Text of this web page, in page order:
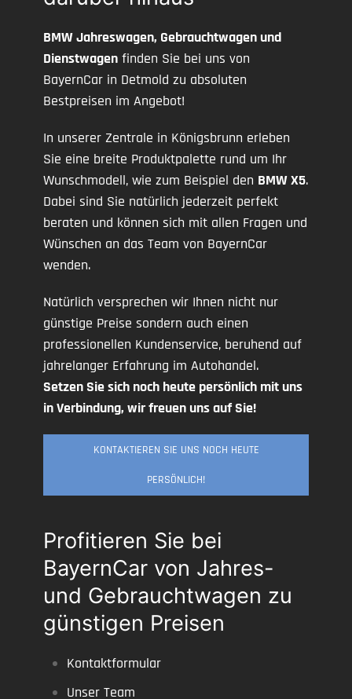
BMW Jahreswagen, Gebrauchtwagen und
Dienstwagen finden Sie bei uns von
BayernCar in Detmold zu absoluten
Bestpreisen im Angebot!
In unserer Zentrale in Königsbrunn erleben
Sie eine breite Produktpalette rund um Ihr
Wunschmodell, wie zum Beispiel den BMW X5.
Dabei sind Sie natürlich jederzeit perfekt
beraten und können sich mit allen Fragen und
Wünschen an das Team von BayernCar
wenden.
Natürlich versprechen wir Ihnen nicht nur
günstige Preise sondern auch einen
professionellen Kundenservice, beruhend auf
jahrelanger Erfahrung im Autohandel.
Setzen Sie sich noch heute persönlich mit uns
in Verbindung, wir freuen uns auf Sie!
KONTAKTIEREN SIE UNS NOCH HEUTE
PERSÖNLICH!
Profitieren Sie bei
BayernCar von Jahres-
und Gebrauchtwagen zu
günstigen Preisen
Kontaktformular
Unser Team